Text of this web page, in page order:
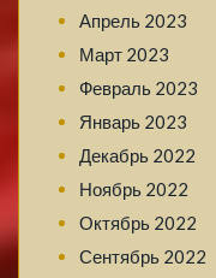
Апрель 2023
Март 2023
Февраль 2023
Январь 2023
Декабрь 2022
Ноябрь 2022
Октябрь 2022
Сентябрь 2022